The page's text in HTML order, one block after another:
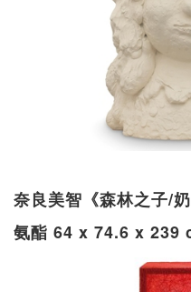
奈良美智《森林之子/
氨酯 64 x 74.6 x 239